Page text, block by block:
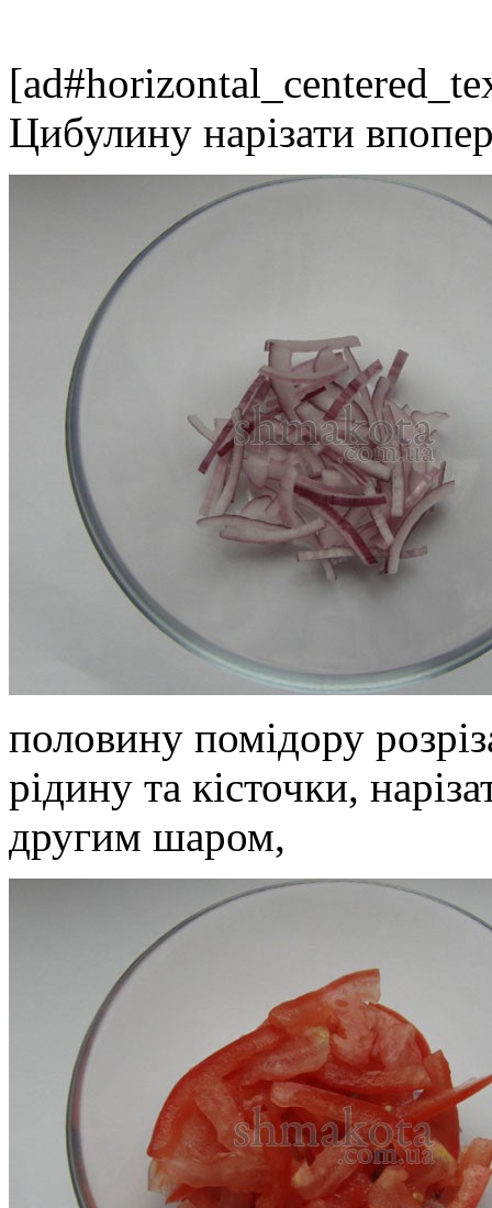
Цибулину нарізати
половину помідору
рідину та кісточки,
другим шаром,